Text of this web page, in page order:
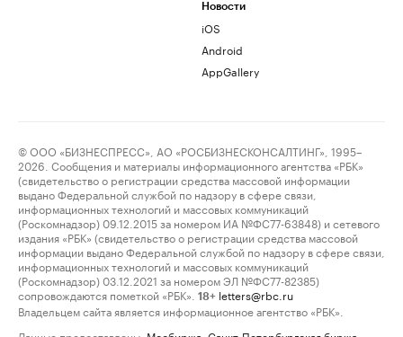
Новости
iOS
Android
AppGallery
© ООО «БИЗНЕСПРЕСС», АО «РОСБИЗНЕСКОНСАЛТИНГ», 1995–
2026. Сообщения и материалы информационного агентства «РБК»
(свидетельство о регистрации средства массовой информации
выдано Федеральной службой по надзору в сфере связи,
информационных технологий и массовых коммуникаций
(Роскомнадзор) 09.12.2015 за номером ИА №ФС77-63848) и сетевого
издания «РБК» (свидетельство о регистрации средства массовой
информации выдано Федеральной службой по надзору в сфере связи,
информационных технологий и массовых коммуникаций
(Роскомнадзор) 03.12.2021 за номером ЭЛ №ФС77-82385)
сопровождаются пометкой «РБК».
18+ letters@rbc.ru
Владельцем сайта является информационное агентство «РБК».